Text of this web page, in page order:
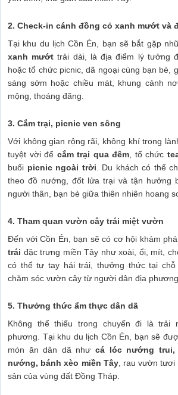
2. Check-in cánh đồng cỏ xanh mướt và
Tại khu du lịch Cồn Én, bạn sẽ bắt gặp
xanh mướt trải dài, là địa điểm lý tưởng
hoặc tổ chức picnic, dã ngoại cùng bạn bè,
sáng sớm hoặc chiều mát, khung cảnh
mộng, thoáng đãng.
3. Cắm trại, picnic ven sông
Với không gian rộng rãi, không khí trong
tuyệt vời để cắm trại qua đêm, tổ chức
buổi picnic ngoài trời. Du khách có thể
theo đồ nướng, đốt lửa trại và tận hưởng
người thân, bạn bè giữa thiên nhiên hoang
4. Tham quan vườn cây trái miệt vườn
Đến với Cồn Én, bạn sẽ có cơ hội khám
trái đặc trưng miền Tây như xoài, ổi, mít,
có thể tự tay hái trái, thưởng thức tại
chăm sóc vườn cây từ người dân địa
5. Thưởng thức ẩm thực dân dã
Không thể thiếu trong chuyến đi là trải
phương. Tại khu du lịch Cồn Én, bạn sẽ
món ăn dân dã như cá lóc nướng trui,
nướng, bánh xèo miền Tây, rau vườn tươi
sản của vùng đất Đồng Tháp.